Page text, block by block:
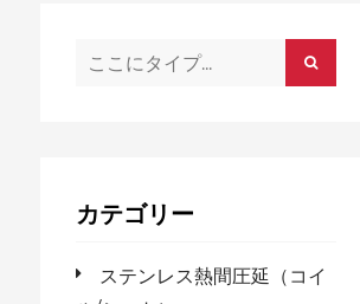
カテゴリー
ステンレス熱間圧延（コイ